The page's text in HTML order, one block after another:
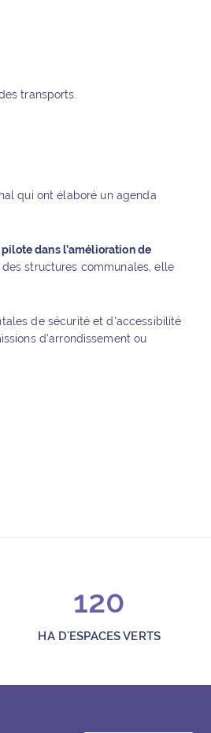
transports.
qui ont élaboré un agenda
dans l’amélioration de
structures communales, elle
de sécurité et d’accessibilité
d’arrondissement ou
120
HA D'ESPACES VERTS